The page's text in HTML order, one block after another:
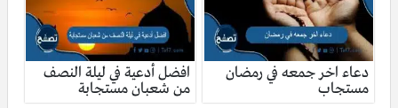
دعاء اخر جمعه في رمضان
مستجاب
افضل أدعية في ليلة النصف
من شعبان مستجابة